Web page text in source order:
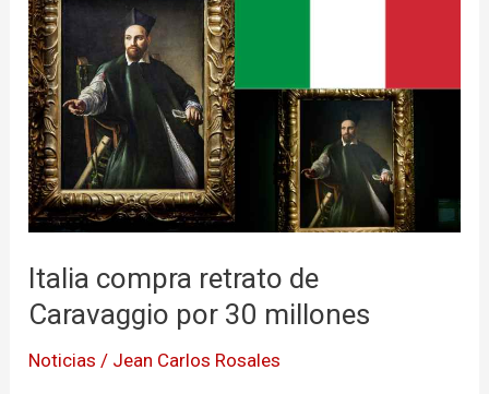
Italia compra retrato de
Caravaggio por 30 millones
Noticias / Jean Carlos Rosales
retrato
de
Caravaggio
por
30
millones